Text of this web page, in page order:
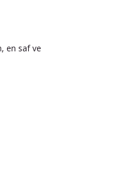
en saf ve